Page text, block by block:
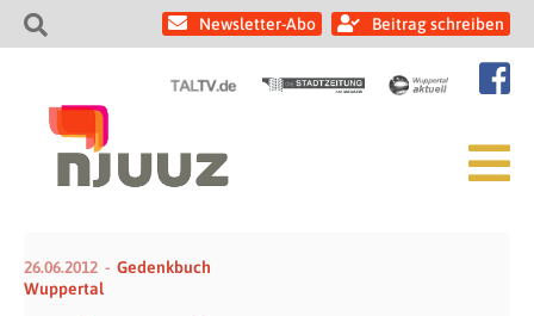
Newsletter-Abo Beitrag schreiben
26.06.2012
Gedenkbuch
Wuppertal